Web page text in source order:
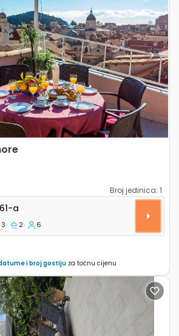
Next
Broj jedinica: 1
Dubrovnik A-8961-a
a
3 2 6
i broj gostijuza točnu cijenu